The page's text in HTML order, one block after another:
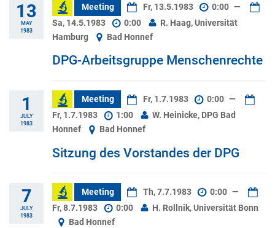
13
MAY
1983
Meeting Fr, 13.5.1983 0:00 —
Sa, 14.5.1983
0:00
R. Haag, Universität
Hamburg
Bad Honnef
DPG-Arbeitsgruppe Menschenrechte
1
JULY
1983
Meeting Fr, 1.7.1983 0:00 —
Fr, 1.7.1983
1:00
W. Heinicke, DPG Bad
Honnef
Bad Honnef
Sitzung des Vorstandes der DPG
7
JULY
1983
Meeting Th, 7.7.1983 0:00 —
Fr, 8.7.1983
0:00
H. Rollnik, Universität Bonn
Bad Honnef